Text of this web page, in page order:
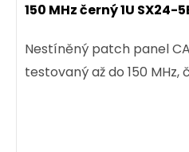
150 MHz černý 1U SX24-
Nestíněný patch panel
testovaný až do 150 MHz,